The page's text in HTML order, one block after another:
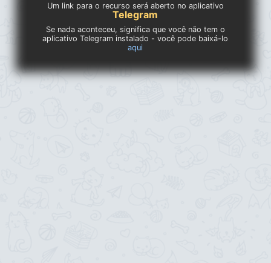
Um link para o recurso será aberto no aplicativo
Telegram
Se nada aconteceu, significa que você não tem o
aplicativo Telegram instalado - você pode baixá-lo
aqui